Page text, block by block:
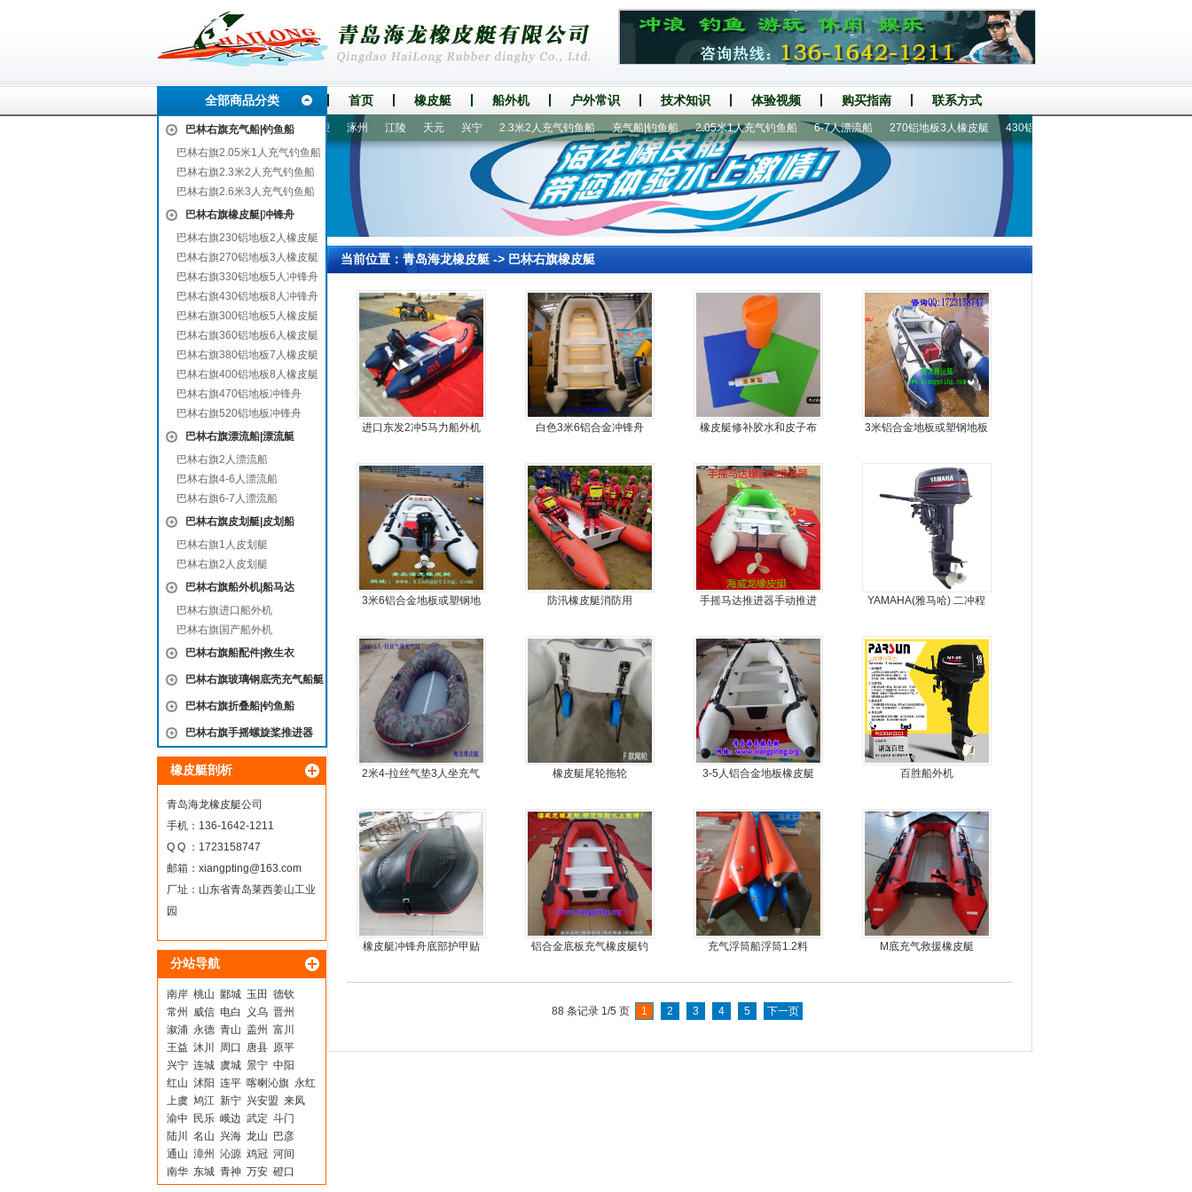
全部商品分类 首页 橡皮艇 船外机 户外常识 技术知识 体验视频 购买指南 联系方式
巴林右旗充气船|钓鱼船
巴林右旗2.05米1人充气钓鱼船
巴林右旗2.3米2人充气钓鱼船
巴林右旗2.6米3人充气钓鱼船
巴林右旗橡皮艇|冲锋舟
巴林右旗230铝地板2人橡皮艇
巴林右旗270铝地板3人橡皮艇
巴林右旗330铝地板5人冲锋舟
巴林右旗430铝地板8人冲锋舟
巴林右旗300铝地板5人橡皮艇
巴林右旗360铝地板6人橡皮艇
巴林右旗380铝地板7人橡皮艇
巴林右旗400铝地板8人橡皮艇
巴林右旗470铝地板冲锋舟
巴林右旗520铝地板冲锋舟
巴林右旗漂流船|漂流艇
巴林右旗2人漂流船
巴林右旗4-6人漂流船
巴林右旗6-7人漂流船
巴林右旗皮划艇|皮划船
巴林右旗1人皮划艇
巴林右旗2人皮划艇
巴林右旗船外机|船马达
巴林右旗进口船外机
巴林右旗国产船外机
巴林右旗船配件|救生衣
巴林右旗玻璃钢底壳充气船艇
巴林右旗折叠船|钓鱼船
巴林右旗手摇螺旋桨推进器
橡皮艇剖析
青岛海龙橡皮艇公司
手机：136-1642-1211
Q Q ：1723158747
邮箱： xiangpting@163.com
厂址：山东省青岛莱西姜山工业
园
分站导航
南岸 桃山 郾城 玉田 德钦
常州
威信 电白 义乌 晋州
溆浦 永德 青山 盖州 富川
王益 沐川 周口 唐县 原平
兴宁 连城 虞城 景宁 中阳
红山 沭阳 连平 喀喇沁旗 永红
上虞 鸠江 新宁 兴安盟 来凤
渝中
民乐 峨边 武定 斗门
陆川
名山 兴海 龙山
巴彦
通山 漳州 沁源 鸡冠 河间
南华 东城 青神 万安 磴口
石台 云岩 东源 得荣 涿州 江陵 天元 兴宁 2.3米2人充气钓鱼船 充气船|钓鱼船 2.05米1人充气钓鱼船 6-7人漂流船 270铝地板3人橡皮艇 430铝地板8人冲锋舟
当前位置： 青岛海龙橡皮艇-> 巴林右旗橡皮艇
进口东发2冲5马力船外机
白色3米6铝合金冲锋舟
橡皮艇修补胶水和皮子布
3米铝合金地板或塑钢地板
舟，动力艇
3米6铝合金地板或塑钢地
舟，动力艇
防汛橡皮艇消防用
手摇马达推进器手动推进
YAMAHA(雅马哈) 二冲程
2米4-拉丝气垫3人坐充气
橡皮艇尾轮拖轮 3-5人铝合金地板橡皮艇 百胜船外机
橡皮艇冲锋舟底部护甲贴
铝合金底板充气橡皮艇钓
充气浮筒船浮筒1.2料 M底充气救援橡皮艇
88 条记录 1/5 页 1 2 3 4 5 下一页